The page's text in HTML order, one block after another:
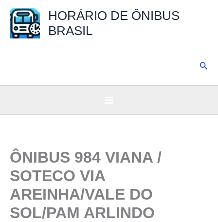
para
HORÁRIO DE ÔNIBUS
BRASIL
ÔNIBUS 984 VIANA /
SOTECO VIA
AREINHA/VALE DO
SOL/PAM ARLINDO